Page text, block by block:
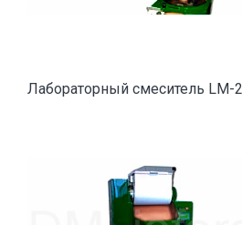
Лабораторный смеситель LM-